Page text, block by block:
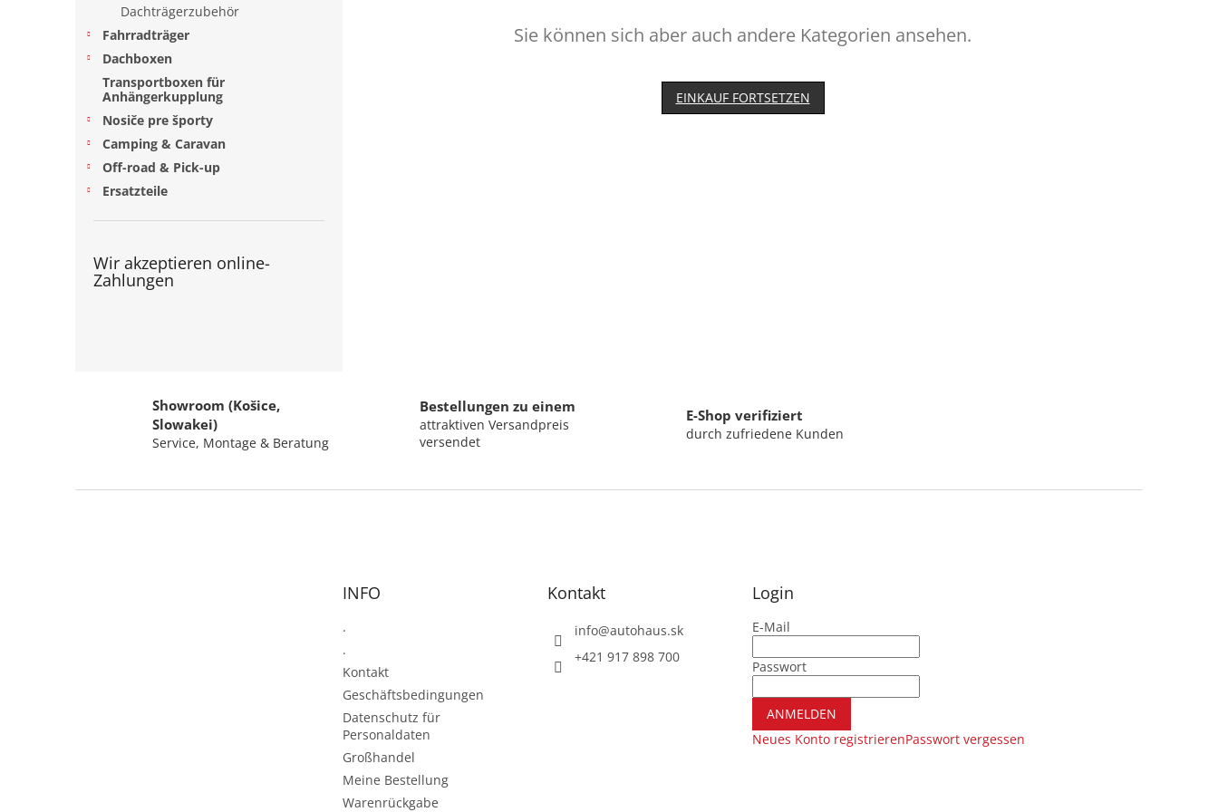
Dachträgerzubehör
Fahrradträger
Dachboxen
Transportboxen für
Anhängerkupplung
Nosiče pre športy
Camping & Caravan
Off-road & Pick-up
Ersatzteile
Wir akzeptieren online-
Zahlungen
Sie können sich aber auch andere Kategorien ansehen.
EINKAUF FORTSETZEN
Showroom (Košice,
Slowakei)
Service, Montage & Beratung
Bestellungen zu einem
attraktiven Versandpreis
versendet
E-Shop verifiziert
durch zufriedene Kunden
INFO
.
.
Kontakt
Geschäftsbedingungen
Datenschutz für
Personaldaten
Großhandel
Meine Bestellung
Warenrückgabe
Kontakt
info@autohaus.sk
+421 917 898 700
Login
E-Mail
Passwort
ANMELDEN
Neues Konto registrierenPasswort vergessen